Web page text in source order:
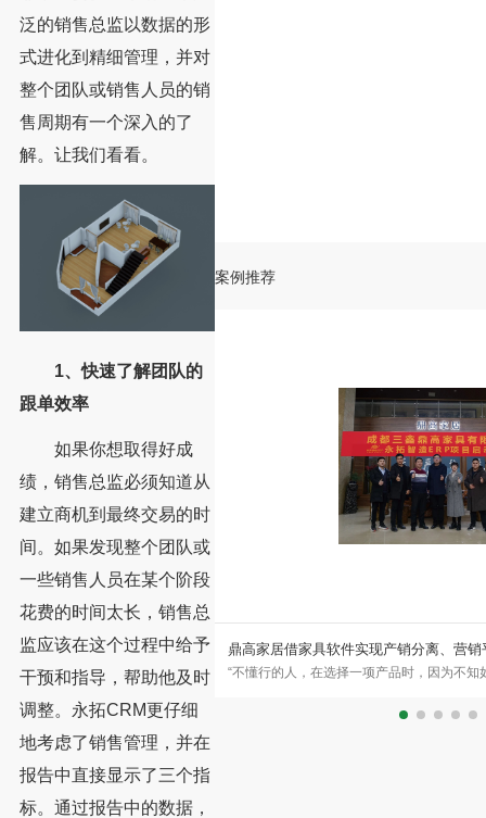
泛的销售总监以数据的形
式进化到精细管理，并对
整个团队或销售人员的销
售周期有一个深入的了
解。让我们看看。
1、快速了解团队的
跟单效率
如果你想取得好成
绩，销售总监必须知道从
建立商机到最终交易的时
间。如果发现整个团队或
一些销售人员在某个阶段
花费的时间太长，销售总
监应该在这个过程中给予
干预和指导，帮助他及时
调整。永拓CRM更仔细
地考虑了销售管理，并在
报告中直接显示了三个指
标。通过报告中的数据，
案例推荐
转型
艺品五金制品的外贸企业，拥有
鼎高家居借家具软件实现产销分离、营销
“不懂行的人，在选择一项产品时，因为不